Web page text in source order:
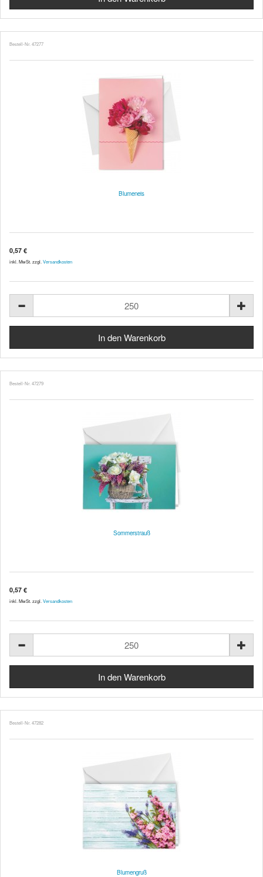
Bestell-Nr. 47277
Blumeneis
0,57 €
inkl. MwSt. zzgl. Versandkosten
Bestell-Nr. 47279
Sommerstrauß
0,57 €
inkl. MwSt. zzgl. Versandkosten
Bestell-Nr. 47282
Blumengruß